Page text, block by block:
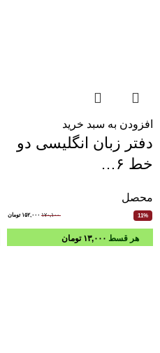
افزودن به سبد خرید
دفتر زبان انگلیسی دو
خط ۶…
محصل
11% ۱۷۰,۱۰۰ ۱۵۲,۰۰۰ تومان
هر قسط ۱۳,۰۰۰ تومان